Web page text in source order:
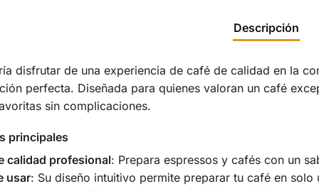
Descripción
disfrutar de una experiencia de café de calidad en la
perfecta. Diseñada para quienes valoran un café
sin complicaciones.
principales
calidad profesional: Prepara espressos y cafés con un
usar: Su diseño intuitivo permite preparar tu café en